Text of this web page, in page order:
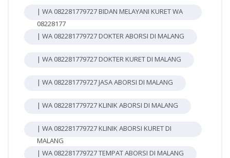
| WA 082281779727 BIDAN MELAYANI KURET WA
08228177
| WA 082281779727 DOKTER ABORSI DI MALANG
| WA 082281779727 DOKTER KURET DI MALANG
| WA 082281779727 JASA ABORSI DI MALANG
| WA 082281779727 KLINIK ABORSI DI MALANG
| WA 082281779727 KLINIK ABORSI KURET DI
MALANG
| WA 082281779727 TEMPAT ABORSI DI MALANG